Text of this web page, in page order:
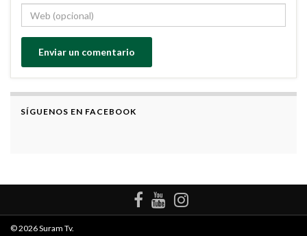
SÍGUENOS EN FACEBOOK
© 2026 Suram Tv.